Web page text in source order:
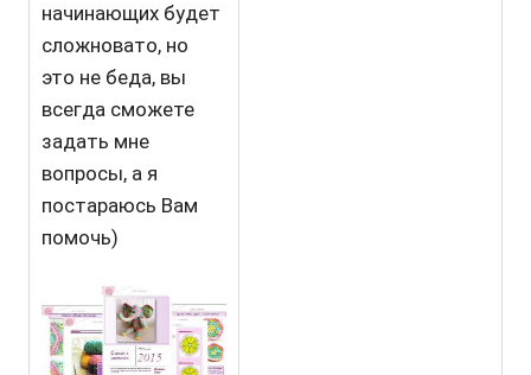
начинающих будет
сложновато, но
это не беда, вы
всегда сможете
задать мне
вопросы, а я
постараюсь Вам
помочь)